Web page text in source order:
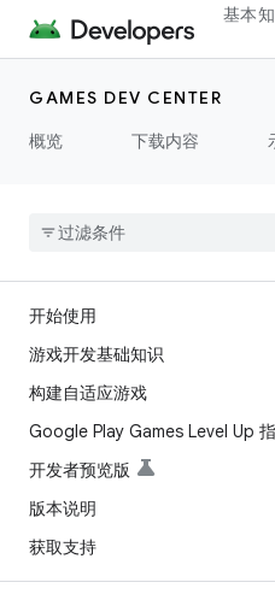
基本
GAMES DEV CENTER
概览
下载内容
开始使用
游戏开发基础知识
构建自适应游戏
Google Play Games Level Up
开发者预览版
版本说明
获取支持